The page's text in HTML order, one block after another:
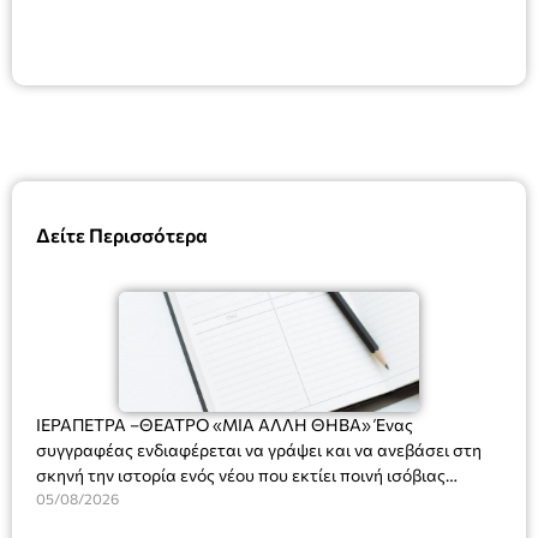
Δείτε Περισσότερα
ΙΕΡΑΠΕΤΡΑ –ΘΕΑΤΡΟ «ΜΙΑ ΑΛΛΗ ΘΗΒΑ» Ένας
συγγραφέας ενδιαφέρεται να γράψει και να ανεβάσει στη
σκηνή την ιστορία ενός νέου που εκτίει ποινή ισόβιας
κάθειρξης για πατροκτονία. Ένα πολυβραβευμένο έργο για
05/08/2026